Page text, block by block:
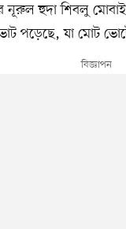
নূরুল হুদা শিবলু
পড়েছে, যা মোট